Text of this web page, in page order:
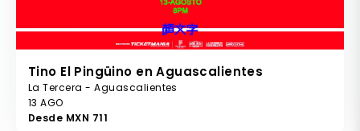
Tino El Pingüino en Aguascalientes
La Tercera - Aguascalientes
13 AGO
Desde MXN 711